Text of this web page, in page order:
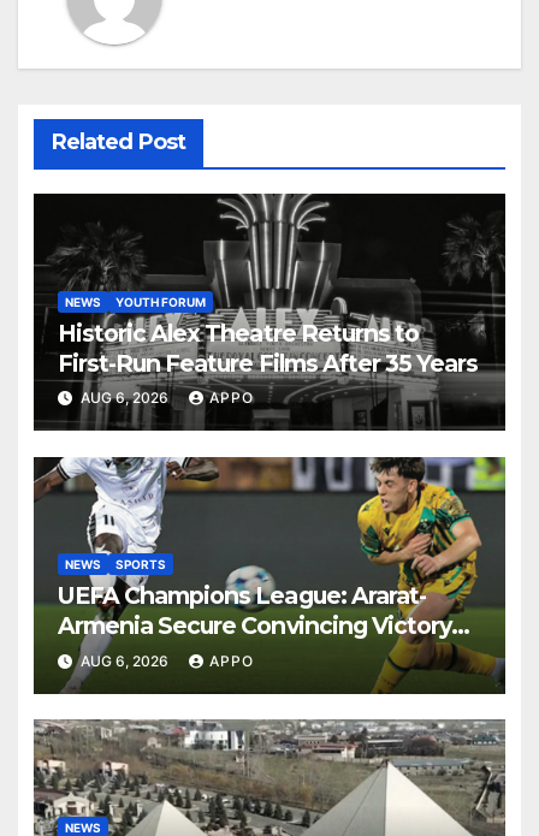
Related Post
NEWS YOUTH FORUM
Historic Alex Theatre Returns to
First-Run Feature Films After 35 Years
AUG 6, 2026 APPO
NEWS SPORTS
UEFA Champions League: Ararat-
Armenia Secure Convincing Victory
Over Shamrock Rovers 2-0
AUG 6, 2026 APPO
NEWS